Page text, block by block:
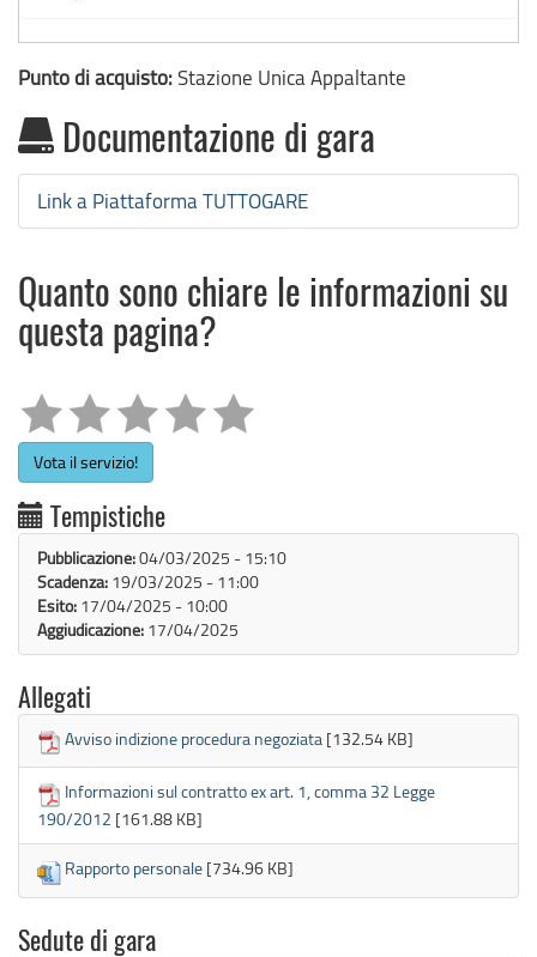
Punto di acquisto:Stazione Unica Appaltante
Documentazione di gara
Link a Piattaforma TUTTOGARE
Quanto sono chiare le informazioni su
questa pagina?
Vota il servizio!
Tempistiche
Pubblicazione:04/03/2025 - 15:10
Scadenza: 19/03/2025 - 11:00
Esito: 17/04/2025 - 10:00
Aggiudicazione: 17/04/2025
Allegati
Avviso indizione procedura negoziata [132.54 KB]
Informazioni sul contratto ex art. 1, comma 32 Legge
190/2012 [161.88 KB]
Rapporto personale [734.96 KB]
Sedute di gara